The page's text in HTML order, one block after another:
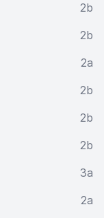
2b
2b
2a
2b
2b
2b
3a
2a